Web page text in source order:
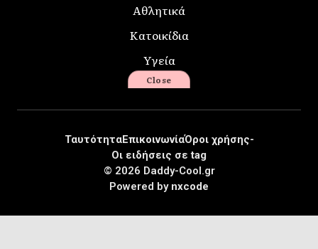
Αθλητικά
Κατοικίδια
Υγεία
© 2026 Daddy-Cool.gr
ΤαυτότηταΕπικοινωνίαΌροι χρήσης-
Οι ειδήσεις σε tag
Powered by nxcode
Close